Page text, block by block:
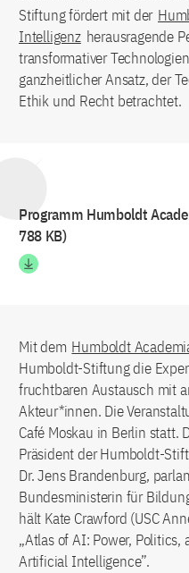
Stiftung fördert mit der
Intelligenz herausragende
transformativer
ganzheitlicher Ansatz, der
Ethik und Recht betrachtet.
Programm Humboldt
788 KB)
Mit dem Humboldt
Humboldt-Stiftung die
fruchtbaren Austausch mit
Akteur*innen. Die
Café Moskau in Berlin statt.
Präsident der Humboldt-
Dr. Jens Brandenburg,
Bundesministerin für
hält Kate Crawford (USC
„Atlas of AI: Power, Politics,
Artificial Intelligence”.